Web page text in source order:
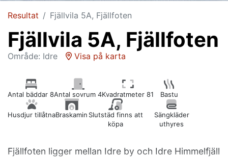
Resultat Fjällvila 5A, Fjällfoten
Fjällvila 5A, Fjällfoten
Område: Idre Visa på karta
Antal bäddar 8Antal sovrum 4Kvadratmeter 81 Bastu
Husdjur tillåtnaBraskamin Slutstäd finns att
köpa
Sängkläder
uthyres
Fjällfoten ligger mellan Idre by och Idre Himmelfjäll